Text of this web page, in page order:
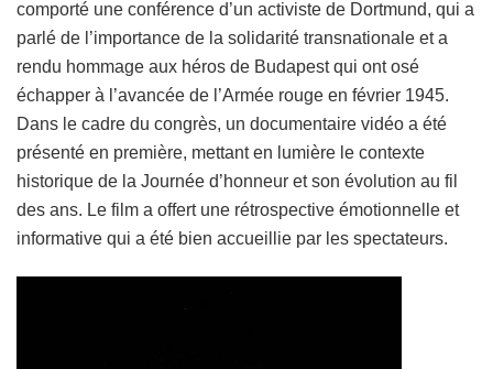
comporté une conférence d’un activiste de Dortmund, qui a
parlé de l’importance de la solidarité transnationale et a
rendu hommage aux héros de Budapest qui ont osé
échapper à l’avancée de l’Armée rouge en février 1945.
Dans le cadre du congrès, un documentaire vidéo a été
présenté en première, mettant en lumière le contexte
historique de la Journée d’honneur et son évolution au fil
des ans. Le film a offert une rétrospective émotionnelle et
informative qui a été bien accueillie par les spectateurs.